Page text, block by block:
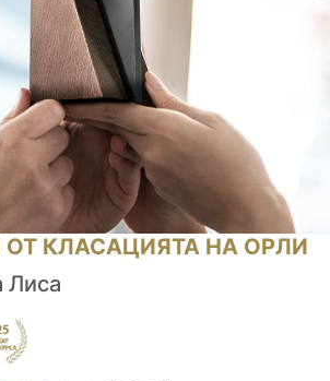
ОТ КЛАСАЦИЯТА НА ОРЛИ
Лиса